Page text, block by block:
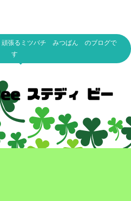
張るミツバチ みつばん のブログで
す